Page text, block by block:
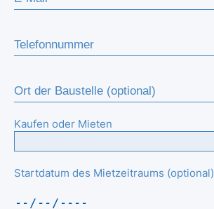
Kaufen oder Mieten
Startdatum des Mietzeitraums (optional)